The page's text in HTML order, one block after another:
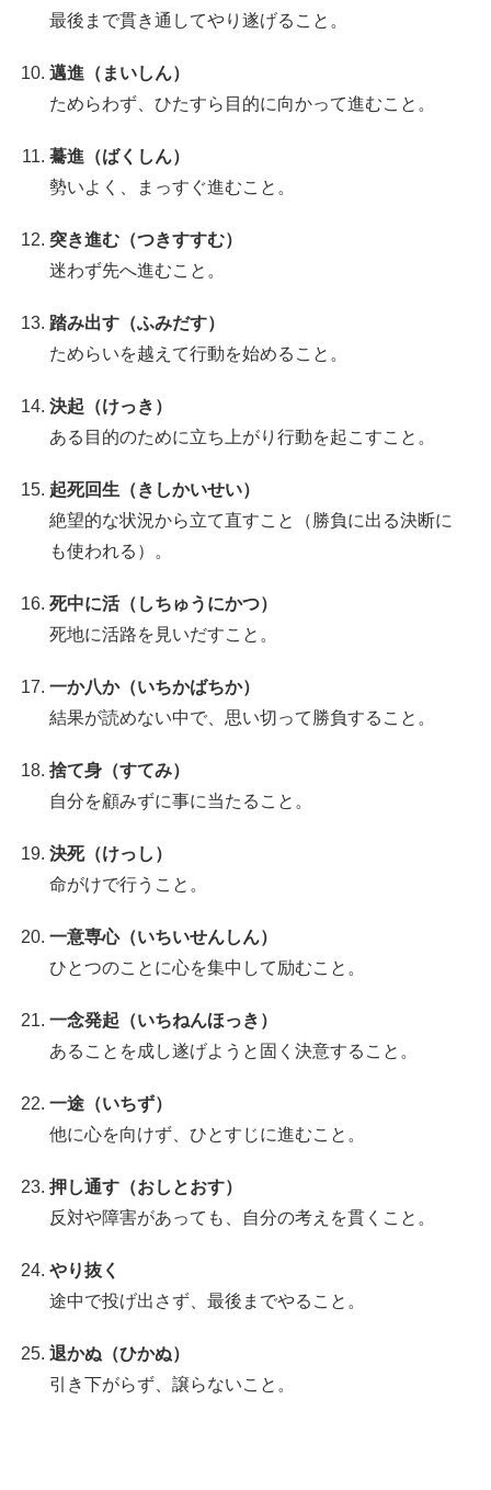
最後まで貫き通してやり遂げること。
邁進（まいしん）
ためらわず、ひたすら目的に向かって進むこと。
驀進（ばくしん）
勢いよく、まっすぐ進むこと。
突き進む（つきすすむ）
迷わず先へ進むこと。
踏み出す（ふみだす）
ためらいを越えて行動を始めること。
決起（けっき）
ある目的のために立ち上がり行動を起こすこと。
起死回生（きしかいせい）
絶望的な状況から立て直すこと（勝負に出る決断に
も使われる）。
死中に活（しちゅうにかつ）
死地に活路を見いだすこと。
一か八か（いちかばちか）
結果が読めない中で、思い切って勝負すること。
捨て身（すてみ）
自分を顧みずに事に当たること。
決死（けっし）
命がけで行うこと。
一意専心（いちいせんしん）
ひとつのことに心を集中して励むこと。
一念発起（いちねんほっき）
あることを成し遂げようと固く決意すること。
一途（いちず）
他に心を向けず、ひとすじに進むこと。
押し通す（おしとおす）
反対や障害があっても、自分の考えを貫くこと。
やり抜く
途中で投げ出さず、最後までやること。
退かぬ（ひかぬ）
引き下がらず、譲らないこと。